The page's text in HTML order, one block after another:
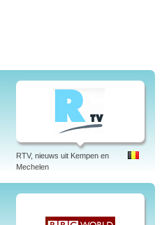
du än är. Koppla av med de
om det är inom politik, ekonomi,
luchrasten eller hemma i
dina villkor. Se alla nyhetsklipp på
Opinion, Bostad, Resor.
i bild. Senaste nytt kan du se via nya
dagens nyheter prenumeration,
nyheter, sverige, svenska.
RTV, nieuws uit Kempen en
Mechelen